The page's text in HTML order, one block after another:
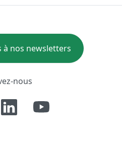
à nos newsletters
nous